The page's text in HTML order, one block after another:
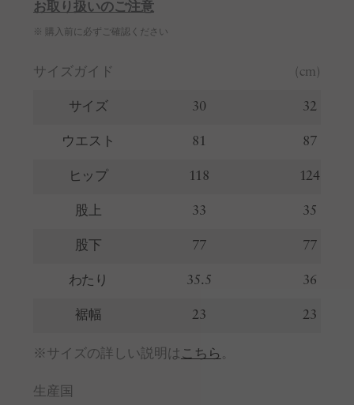
お取り扱いのご注意
※ 購入前に必ずご確認ください
サイズガイド (cm)
サイズ 30 32
ウエスト 81 87
ヒップ 118 124
股上 33 35
股下 77 77
わたり 35.5 36
裾幅 23 23
※サイズの詳しい説明は こちら 。
生産国